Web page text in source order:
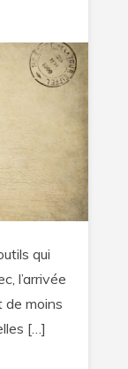
utiliser
encore
postales
qui
l’arrivée
de moins
[…]